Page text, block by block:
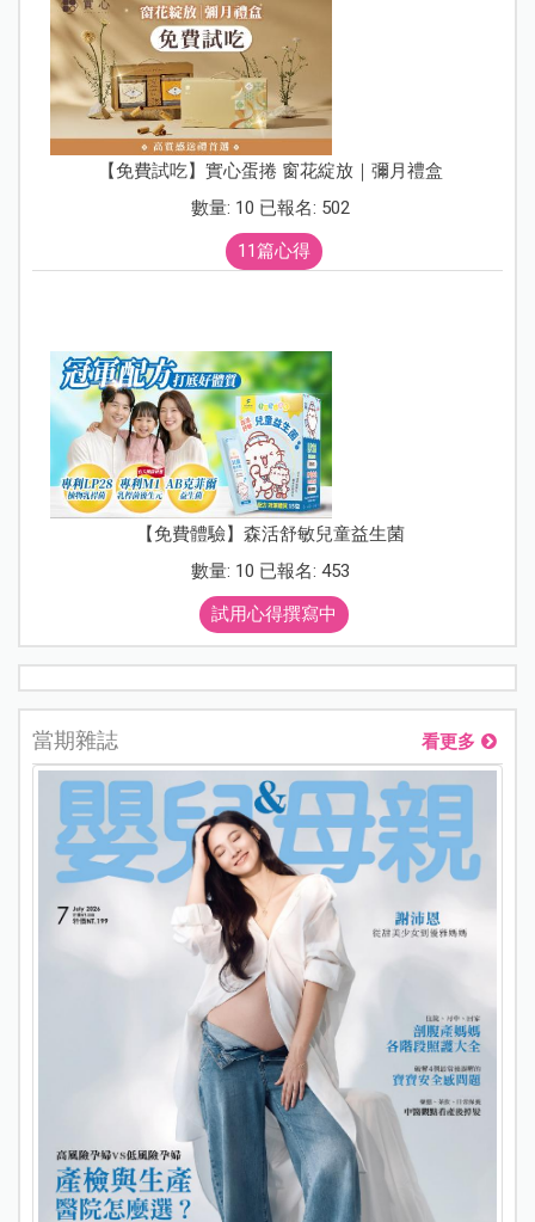
【免費試吃】實心蛋捲 窗花綻放｜彌月禮盒
數量: 10 已報名: 502
11篇心得
【免費體驗】森活舒敏兒童益生菌
數量: 10 已報名: 453
試用心得撰寫中
當期雜誌 看更多